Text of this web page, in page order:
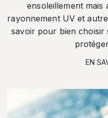
ensoleillement mais
rayonnement UV et
savoir pour bien choisir
EN